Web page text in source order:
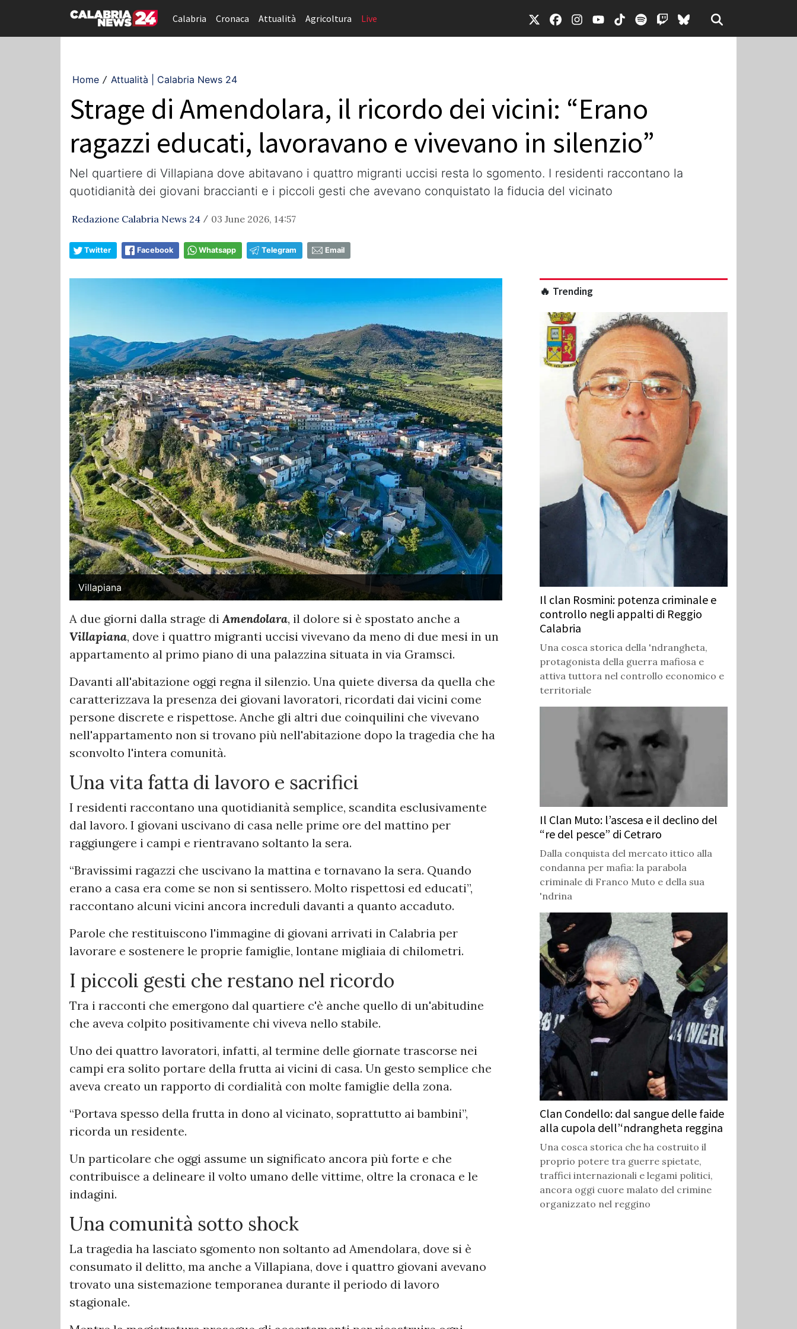
Calabria Cronaca Attualità Agricoltura Live
Home / Attualità | Calabria News 24
Strage di Amendolara, il ricordo dei vicini: “Erano
ragazzi educati, lavoravano e vivevano in silenzio”
Nel quartiere di Villapiana dove abitavano i quattro migranti uccisi resta lo sgomento. I residenti raccontano la
quotidianità dei giovani braccianti e i piccoli gesti che avevano conquistato la fiducia del vicinato
Redazione Calabria News 24 / 03 June 2026, 14:57
Twitter Facebook Whatsapp Telegram Email
Villapiana
A due giorni dalla strage di Amendolara, il dolore si è spostato anche a
Villapiana, dove i quattro migranti uccisi vivevano da meno di due mesi in un
appartamento al primo piano di una palazzina situata in via Gramsci.
Davanti all'abitazione oggi regna il silenzio. Una quiete diversa da quella che
caratterizzava la presenza dei giovani lavoratori, ricordati dai vicini come
persone discrete e rispettose. Anche gli altri due coinquilini che vivevano
nell'appartamento non si trovano più nell'abitazione dopo la tragedia che ha
sconvolto l'intera comunità.
Una vita fatta di lavoro e sacrifici
I residenti raccontano una quotidianità semplice, scandita esclusivamente
dal lavoro. I giovani uscivano di casa nelle prime ore del mattino per
raggiungere i campi e rientravano soltanto la sera.
“Bravissimi ragazzi che uscivano la mattina e tornavano la sera. Quando
erano a casa era come se non si sentissero. Molto rispettosi ed educati”,
raccontano alcuni vicini ancora increduli davanti a quanto accaduto.
Parole che restituiscono l'immagine di giovani arrivati in Calabria per
lavorare e sostenere le proprie famiglie, lontane migliaia di chilometri.
I piccoli gesti che restano nel ricordo
Tra i racconti che emergono dal quartiere c'è anche quello di un'abitudine
che aveva colpito positivamente chi viveva nello stabile.
Uno dei quattro lavoratori, infatti, al termine delle giornate trascorse nei
campi era solito portare della frutta ai vicini di casa. Un gesto semplice che
aveva creato un rapporto di cordialità con molte famiglie della zona.
“Portava spesso della frutta in dono al vicinato, soprattutto ai bambini”,
ricorda un residente.
Un particolare che oggi assume un significato ancora più forte e che
contribuisce a delineare il volto umano delle vittime, oltre la cronaca e le
indagini.
Una comunità sotto shock
La tragedia ha lasciato sgomento non soltanto ad Amendolara, dove si è
consumato il delitto, ma anche a Villapiana, dove i quattro giovani avevano
trovato una sistemazione temporanea durante il periodo di lavoro
stagionale.
🔥 Trending
Il clan Rosmini: potenza criminale e
controllo negli appalti di Reggio
Calabria
Una cosca storica della 'ndrangheta,
protagonista della guerra mafiosa e
attiva tuttora nel controllo economico e
territoriale
Il Clan Muto: l’ascesa e il declino del
“re del pesce” di Cetraro
Dalla conquista del mercato ittico alla
condanna per mafia: la parabola
criminale di Franco Muto e della sua
'ndrina
Clan Condello: dal sangue delle faide
alla cupola dell’‘ndrangheta reggina
Una cosca storica che ha costruito il
proprio potere tra guerre spietate,
traffici internazionali e legami politici,
ancora oggi cuore malato del crimine
organizzato nel reggino